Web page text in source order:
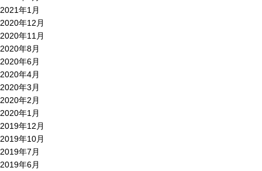
2021年1月
2020年12月
2020年11月
2020年8月
2020年6月
2020年4月
2020年3月
2020年2月
2020年1月
2019年12月
2019年10月
2019年7月
2019年6月